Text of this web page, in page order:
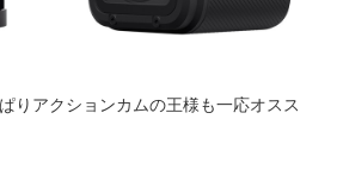
りアクションカムの王様も一応オスス